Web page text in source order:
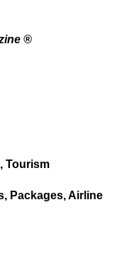
®
Tourism
Packages, Airline